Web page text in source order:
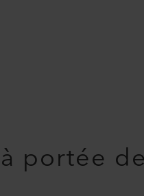
portée